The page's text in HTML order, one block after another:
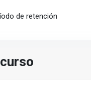
de retención